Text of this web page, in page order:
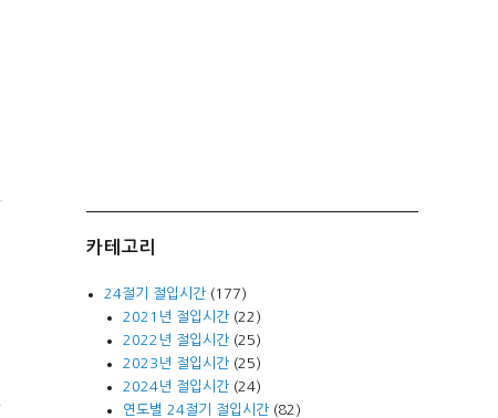
카테고리
24절기 절입시간 (177)
2021년 절입시간(22)
2022년 절입시간(25)
2023년 절입시간(25)
2024년 절입시간(24)
연도별 24절기 절입시간(82)